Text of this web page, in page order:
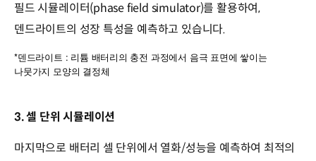
필드 시뮬레이터(phase field simulator)를 활용하여,
덴드라이트의 성장 특성을 예측하고 있습니다.
*덴드라이트 : 리튬 배터리의 충전 과정에서 음극 표면에 쌓이는
나뭇가지 모양의 결정체
3. 셀 단위 시뮬레이션
마지막으로 배터리 셀 단위에서 열화/성능을 예측하여 최적의